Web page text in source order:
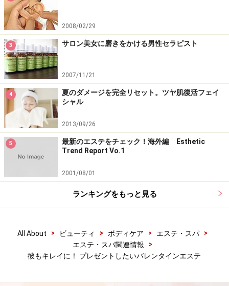
彼の香りを把握しておくと今後のプレゼント選びの参考にな
りそう！
清水氏：内容よりも香りや質感など、第一印象で決めら
れる方が多いですね。やはり普段お手入れをなさってい
ないからなのかとも思います。ですから専門的なアプロ
ーチでお勧めするというよりも、まずは洗顔から変えて
みませんか？とか、ちょっと楽しんでいただくような感
覚でお勧めすることが多いです。
ガイド：
では次に、美容初心者の彼にもしコスメをプレ
高い美容液を選ぶよりも、普段使っているもの
と置き換えられるものが良いと思いますよ。たとえば洗
なら絶対使ってもらえますし。また洗顔、ローション、
2008/02/29
3 サロン美女に磨きをかける男性セラピスト
2007/11/21
4
夏のダメージを完全リセット。ツヤ肌復活フェイ
シャル
2013/09/26
5
最新のエステをチェック！海外編 Esthetic
Trend Report Vo.1
2001/08/01
ランキングをもっと見る
All About > ビューティ > ボディケア > エステ・スパ
>
エステ・スパ関連情報
>
彼もキレイに！ プレゼントしたいバレンタインエステ